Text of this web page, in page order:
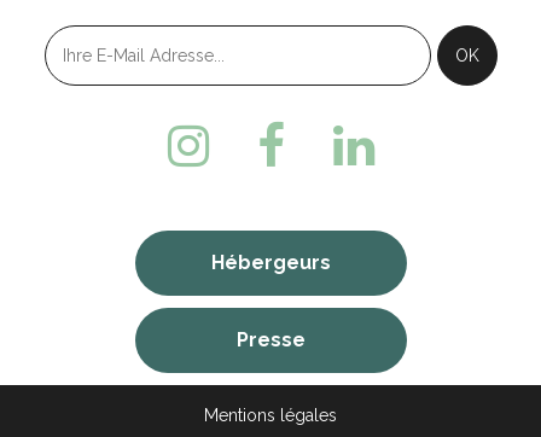
Hébergeurs
Presse
Mentions légales